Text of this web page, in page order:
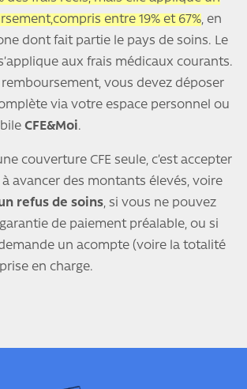
entre 19% et 67%, en
dont fait partie le pays de soins. Le
aux frais médicaux courants.
vous devez déposer
via votre espace personnel ou
CFE&Moi.
couverture CFE seule, c’est accepter
à avancer des montants élevés, voire
refus de soins, si vous ne pouvez
de paiement préalable, ou si
demande un acompte (voire la totalité
en charge.